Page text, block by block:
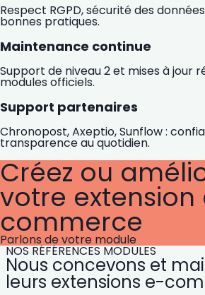
Respect RGPD, sécurité des
bonnes pratiques.
Maintenance continue
Support de niveau 2 et mises à jour
modules officiels.
Support partenaires
Chronopost, Axeptio, Sunflow :
transparence au quotidien.
Créez ou
votre extension
commerce
Parlons de votre module
NOS RÉFÉRENCES MODULES
Nous concevons et
leurs extensions e-